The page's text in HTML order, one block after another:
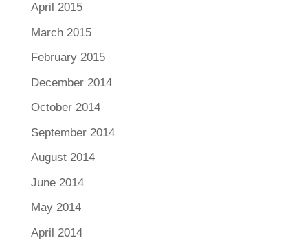
April 2015
March 2015
February 2015
December 2014
October 2014
September 2014
August 2014
June 2014
May 2014
April 2014